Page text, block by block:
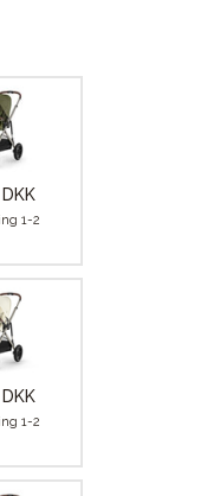
1-2
1-2